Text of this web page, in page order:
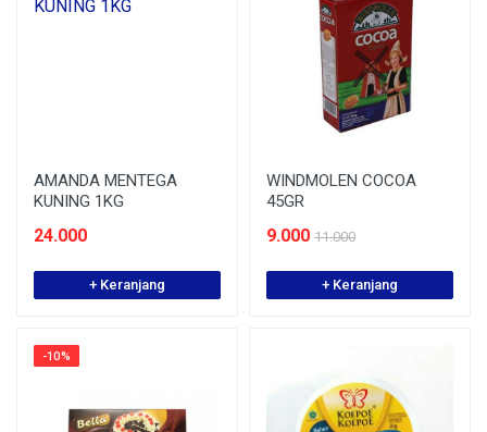
AMANDA MENTEGA
KUNING 1KG
24.000
+ Keranjang
WINDMOLEN COCOA
45GR
9.000 11.000
+ Keranjang
-10%